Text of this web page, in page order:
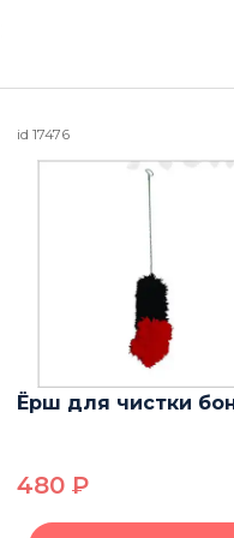
id 17476
Ёрш для чистки
480 P